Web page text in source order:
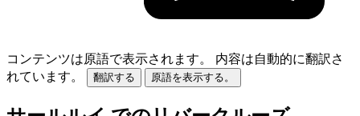
コンテンツは原語で表示されます。
内容は自動的に翻訳さ
れています。
翻訳する 原語を表示する。